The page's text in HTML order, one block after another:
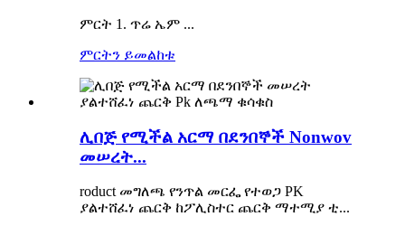
ምርት 1. ጥሬ ኤም ...
ምርትን ይመልከቱ
ሊበጅ የሚችል አርማ በደንበኞች Nonwov
መሠረት...
roduct መግለጫ የንጥል መርፌ የተወጋ PK
ያልተሸፈነ ጨርቅ ከፖሊስተር ጨርቅ ማተሚያ ቲ...